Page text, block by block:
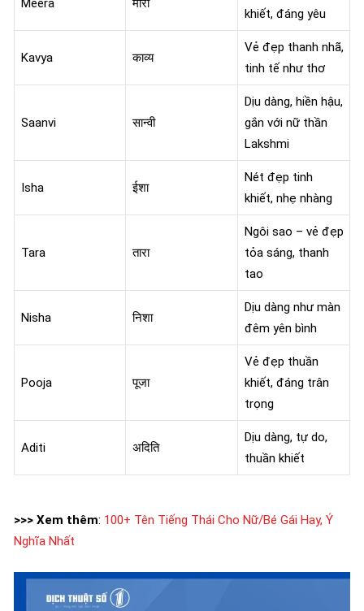
Meera मीरा
khiết, đáng yêu
Kavya काव्य
Vẻ đẹp thanh nhã,
tinh tế như thơ
Saanvi सान्वी
Dịu dàng, hiền hậu,
gắn với nữ thần
Lakshmi
Isha ईशा
Nét đẹp tinh
khiết, nhẹ nhàng
Tara तारा
Ngôi sao – vẻ đẹp
tỏa sáng, thanh
tao
Nisha निशा
Dịu dàng như màn
đêm yên bình
Pooja पूजा
Vẻ đẹp thuần
khiết, đáng trân
trọng
Aditi अदिति
Dịu dàng, tự do,
thuần khiết
>>> Xem thêm: 100+ Tên Tiếng Thái Cho Nữ/Bé Gái Hay, Ý
Nghĩa Nhất